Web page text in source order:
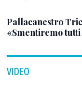
Pallacanestro
«Smentiremo
VIDEO